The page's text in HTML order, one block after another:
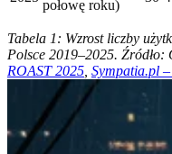
połowę roku)
Tabela 1: Wzrost liczby
Polsce 2019–2025. Źródło:
ROAST 2025 Sympatia.pl